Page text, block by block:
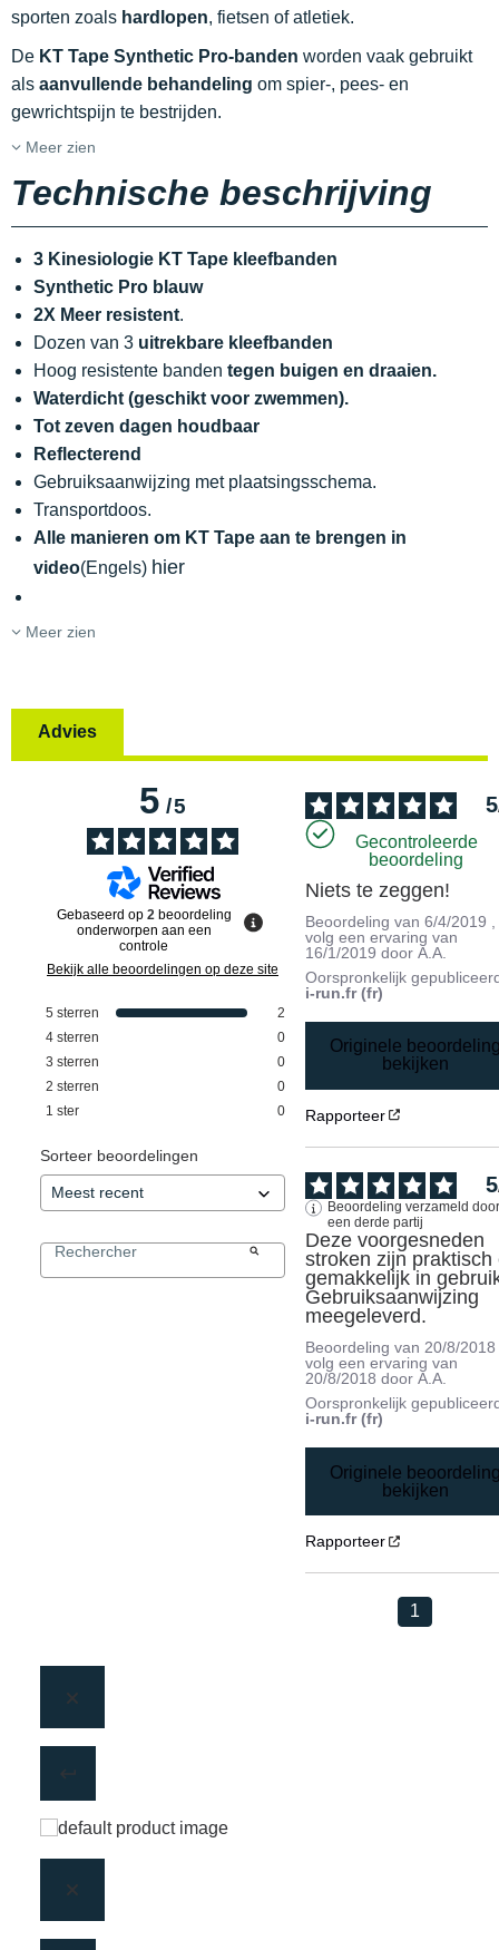
sporten zoals hardlopen, fietsen of atletiek.
De KT Tape Synthetic Pro-banden worden vaak gebruikt
als aanvullende behandeling om spier-, pees- en
gewrichtspijn te bestrijden.
Meer zien
Technische beschrijving
3 Kinesiologie KT Tape kleefbanden
Synthetic Pro blauw
2X Meer resistent.
Dozen van 3 uitrekbare kleefbanden
Hoog resistente banden tegen buigen en draaien.
Waterdicht (geschikt voor zwemmen).
Tot zeven dagen houdbaar
Reflecterend
Gebruiksaanwijzing met plaatsingsschema.
Transportdoos.
Alle manieren om KT Tape aan te brengen in
video(Engels) hier
Meer zien
Advies
5/5
Gebaseerd op 2 beoordeling
onderworpen aan een
controle
Bekijk alle beoordelingen op deze site
5 sterren
2
4 sterren
0
3 sterren
0
2 sterren
0
1 ster 0
Sorteer beoordelingen
5
Gecontroleerde
beoordeling
Niets te zeggen!
Beoordeling van6/4/2019
volg een ervaring van
16/1/2019 doorA.A.
Oorspronkelijk
i-run.fr (fr)
Originele
bekijken
Rapporteer
5
Beoordeling verzameld
een derde partij
Deze voorgesneden
stroken zijn praktisch
gemakkelijk in
Gebruiksaanwijzing
meegeleverd.
Beoordeling van 20/8/2018
volg een ervaring van
20/8/2018 doorA.A.
Oorspronkelijk
i-run.fr (fr)
Originele
bekijken
Rapporteer
1